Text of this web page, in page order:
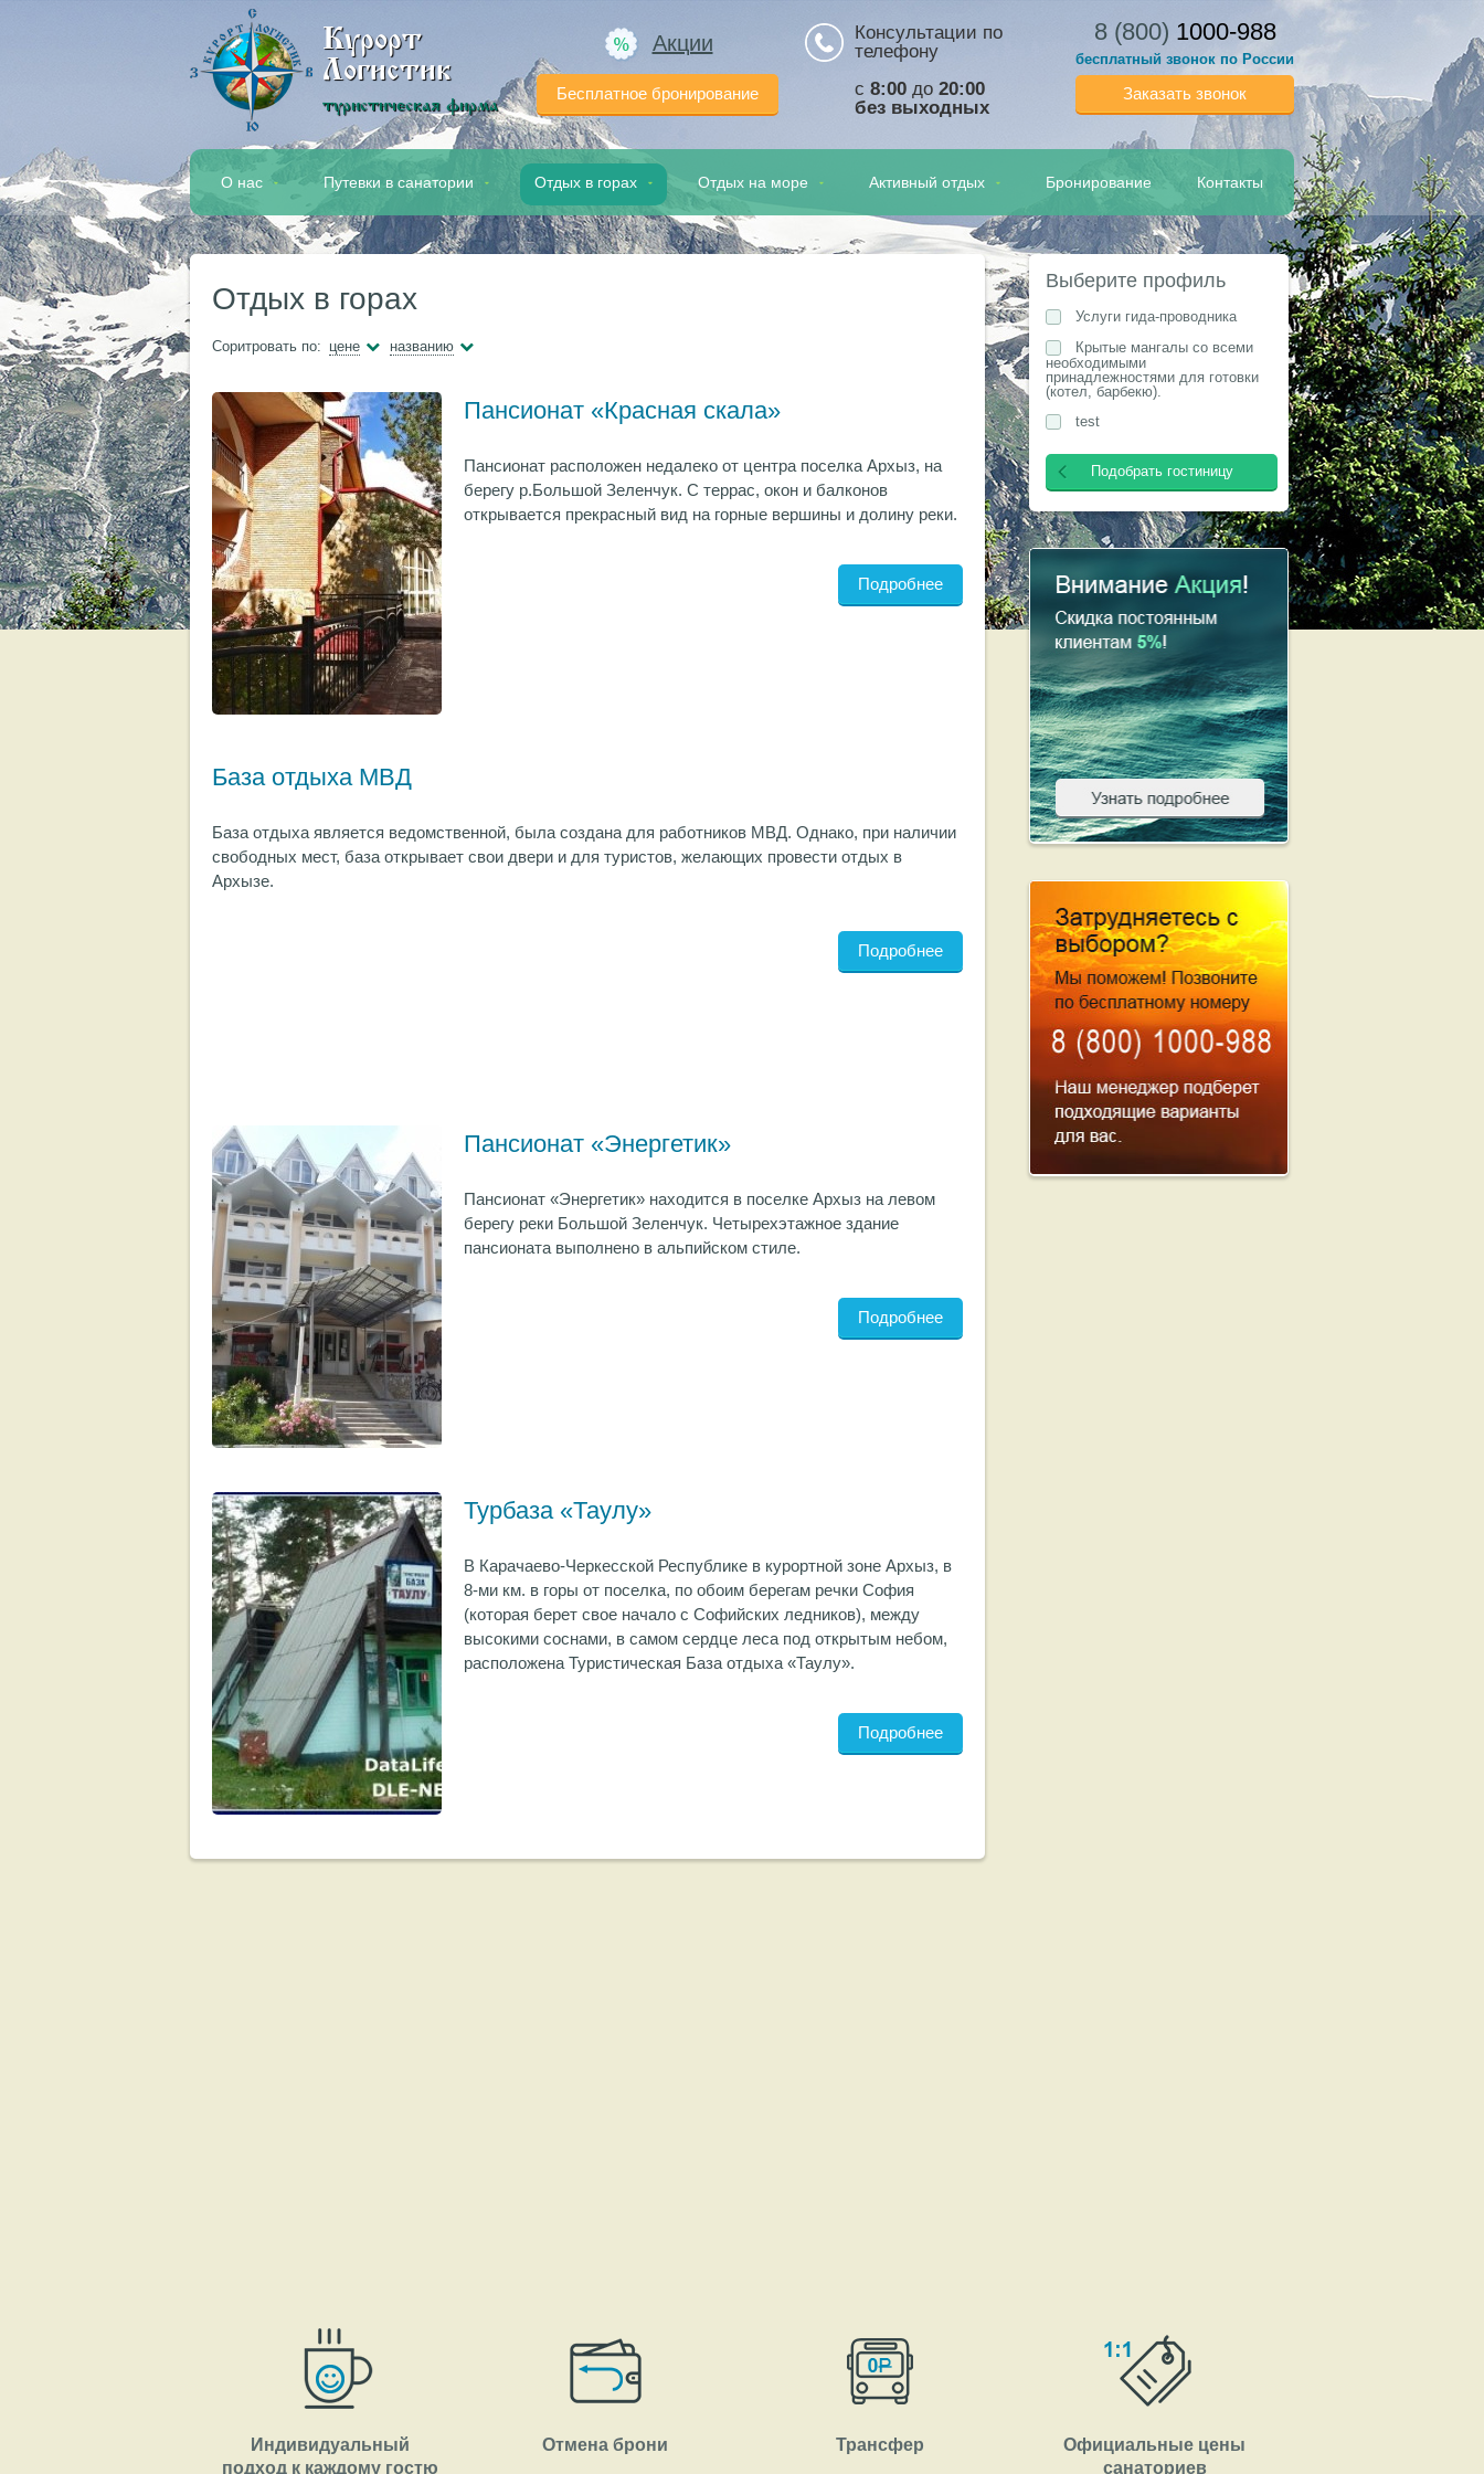
Курорт
Логистик
туристическая фирма
Акции
Бесплатное бронирование
Консультации по
телефону
с 8:00 до 20:00
без выходных
8 (800) 1000-988
бесплатный звонок по России
Заказать звонок
О нас Путевки в санатории Отдых в горах Отдых на море Активный отдых Бронирование Контакты
Отдых в горах
Соритровать по: цене названию
Пансионат «Красная скала»
Пансионат расположен недалеко от центра поселка Архыз, на
берегу р.Большой Зеленчук. С террас, окон и балконов
открывается прекрасный вид на горные вершины и долину реки.
Подробнее
База отдыха МВД
База отдыха является ведомственной, была создана для работников МВД. Однако, при наличии
свободных мест, база открывает свои двери и для туристов, желающих провести отдых в
Архызе.
Подробнее
Пансионат «Энергетик»
Пансионат «Энергетик» находится в поселке Архыз на левом
берегу реки Большой Зеленчук. Четырехэтажное здание
пансионата выполнено в альпийском стиле.
Подробнее
Турбаза «Таулу»
В Карачаево-Черкесской Республике в курортной зоне Архыз, в
8-ми км. в горы от поселка, по обоим берегам речки София
(которая берет свое начало с Софийских ледников), между
высокими соснами, в самом сердце леса под открытым небом,
расположена Туристическая База отдыха «Таулу».
Подробнее
Выберите профиль
Услуги гида-проводника
Крытые мангалы со всеми
необходимыми
принадлежностями для готовки
(котел, барбекю).
test
Подобрать гостиницу
Индивидуальный
подход к каждому гостю
Отмена брони Трансфер
Официальные цены
санаториев